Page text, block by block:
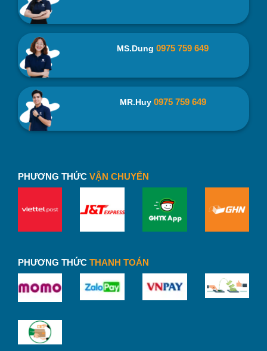
MS.Dung 0975 759 649
MR.Huy 0975 759 649
PHƯƠNG THỨC VẬN CHUYỂN
PHƯƠNG THỨC THANH TOÁN